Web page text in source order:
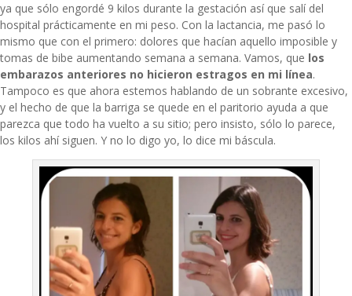
ya que sólo engordé 9 kilos durante la gestación así que salí del
hospital prácticamente en mi peso. Con la lactancia, me pasó lo
mismo que con el primero: dolores que hacían aquello imposible y
tomas de bibe aumentando semana a semana. Vamos, que los
embarazos anteriores no hicieron estragos en mi línea.
Tampoco es que ahora estemos hablando de un sobrante excesivo,
y el hecho de que la barriga se quede en el paritorio ayuda a que
parezca que todo ha vuelto a su sitio; pero insisto, sólo lo parece,
los kilos ahí siguen. Y no lo digo yo, lo dice mi báscula.